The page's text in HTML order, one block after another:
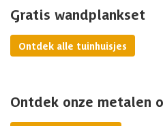
Gratis wandplankset
Ontdek alle tuinhuisjes
Ontdek onze metalen